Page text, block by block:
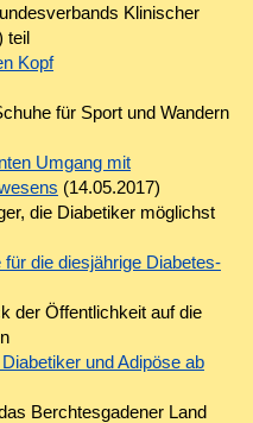
Klinischer
teil
Kopf
für Sport und Wandern
Umgang mit
(14.05.2017)
die Diabetiker möglichst
die diesjährige Diabetes-
der Öffentlichkeit auf die
und Adipöse ab
Berchtesgadener Land